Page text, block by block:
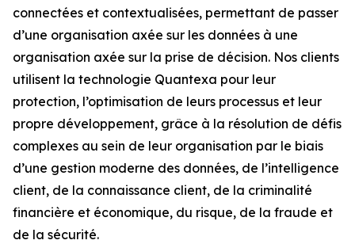
connectées et contextualisées, permettant de passer
d’une organisation axée sur les données à une
organisation axée sur la prise de décision. Nos clients
utilisent la technologie Quantexa pour leur
protection, l’optimisation de leurs processus et leur
propre développement, grâce à la résolution de défis
complexes au sein de leur organisation par le biais
d’une gestion moderne des données, de l’intelligence
client, de la connaissance client, de la criminalité
financière et économique, du risque, de la fraude et
de la sécurité.